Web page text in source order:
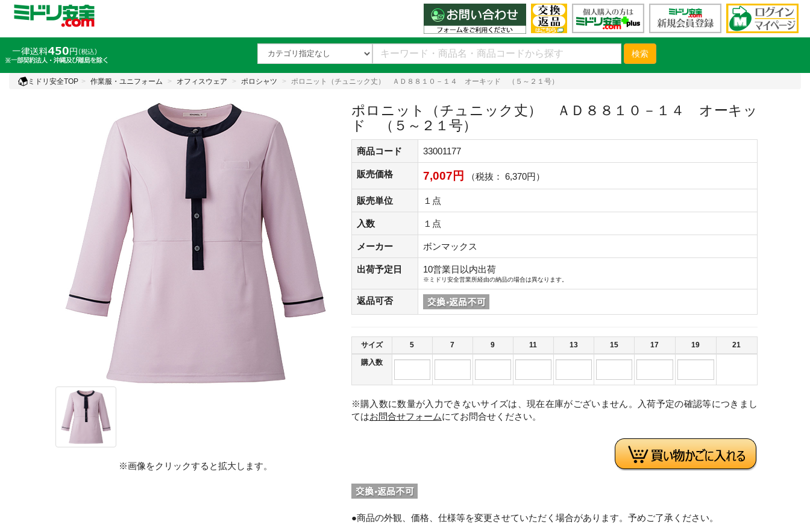
検索
ミドリ安全TOP 作業服・ユニフォーム オフィスウェア ポロシャツ ポロニット（チュニック丈） ＡＤ８８１０－１４ オーキッド （５～２１号）
※画像をクリックすると拡大します。
ポロニット（チュニック丈） ＡＤ８８１０－１４ オーキッ
ド （５～２１号）
商品コード 33001177
販売価格 7,007円 （税抜： 6,370円）
販売単位 １点
入数 １点
メーカー ボンマックス
出荷予定日 10営業日以内出荷
※ミドリ安全営業所経由の納品の場合は異なります。
返品可否
サイズ 5 7 9 11 13 15 17 19 21
購入数
※購入数に数量が入力できないサイズは、現在在庫がございません。入荷予定の確認等につきまし
てはお問合せフォームにてお問合せください。
●商品の外観、価格、仕様等を変更させていただく場合があります。予めご了承ください。